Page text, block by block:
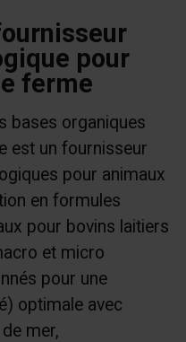
pour
ferme
bases organiques
est un fournisseur
pour animaux
en formules
pour bovins laitiers
et micro
pour une
optimale avec
mer,